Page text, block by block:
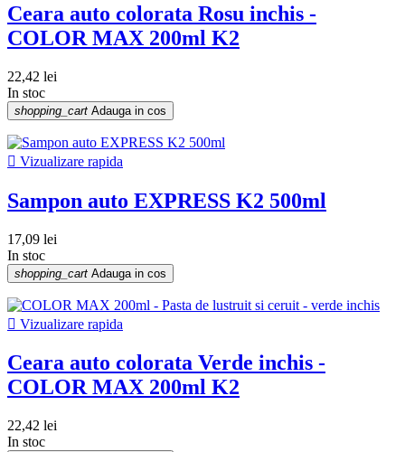
Ceara auto colorata Rosu inchis -
COLOR MAX 200ml K2
22,42 lei
In stoc
shopping_cart Adauga in cos
 Vizualizare rapida
Sampon auto EXPRESS K2 500ml
17,09 lei
In stoc
shopping_cart Adauga in cos
 Vizualizare rapida
Ceara auto colorata Verde inchis -
COLOR MAX 200ml K2
22,42 lei
In stoc